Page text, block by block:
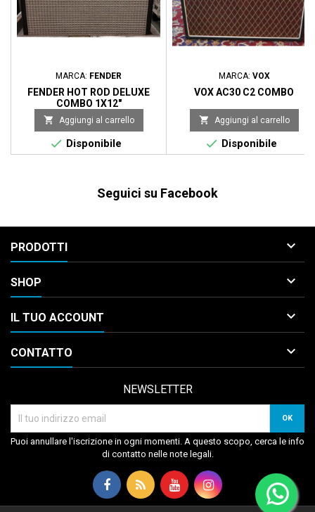
MARCA: FENDER
FENDER HOT ROD DELUXE
COMBO 1X12"
 Aggiungi al carrello
 Disponibile
MARCA: VOX
VOX AC30 C2 COMBO
 Aggiungi al carrello
 Disponibile
Seguici su Facebook
PRODOTTI 
SHOP 
IL TUO ACCOUNT 
CONTATTO 
NEWSLETTER
Puoi annullare l'iscrizione in ogni momenti. A questo scopo, cerca le info
di contatto nelle note legali.